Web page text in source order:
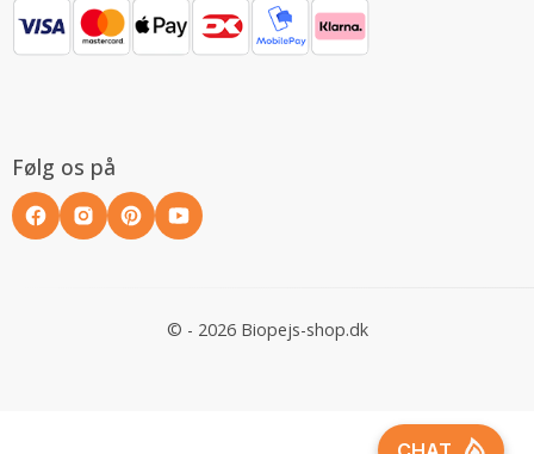
Følg os på
© - 2026 Biopejs-shop.dk